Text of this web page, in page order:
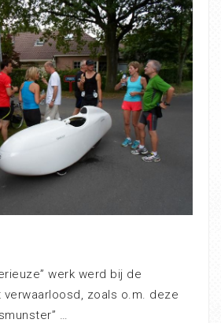
werk werd bij de
zoals o.m. deze
…